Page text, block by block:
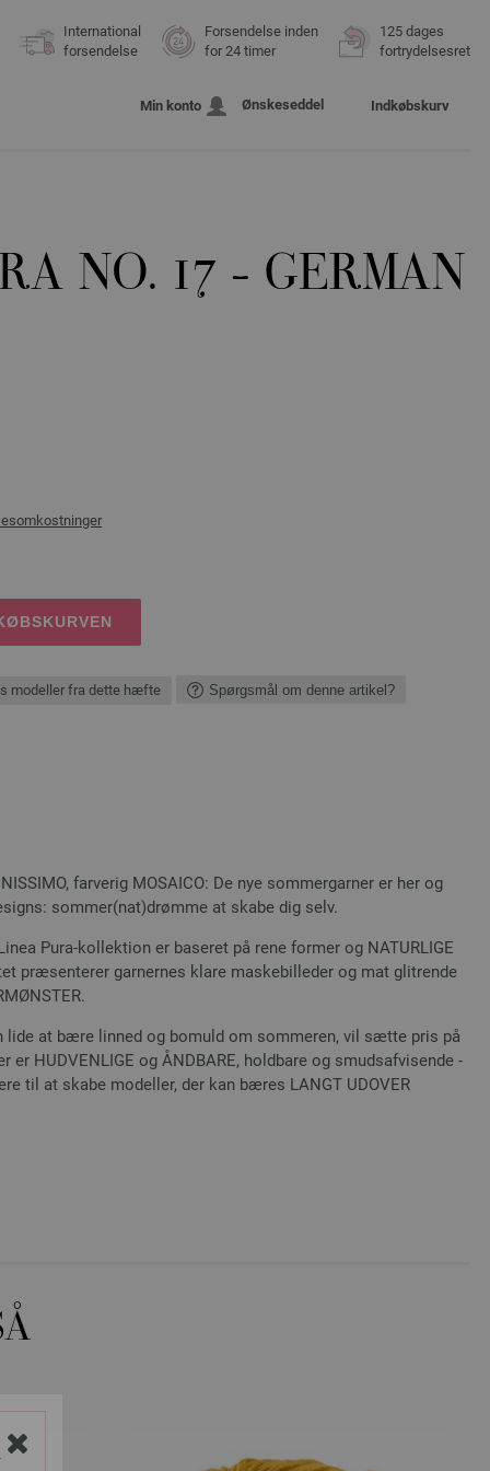
International
forsendelse
Forsendelse inden
for 24 timer
125 dages
fortrydelsesret
Min konto Ønskeseddel Indkøbskurv
NO. 17 - GERMAN
modeller fra dette hæfte Spørgsmål om denne artikel?
farverig MOSAICO: De nye sommergarner er her og
sommer(nat)drømme at skabe dig selv.
Pura-kollektion er baseret på rene former og NATURLIGE
præsenterer garnernes klare maskebilleder og mat glitrende
lide at bære linned og bomuld om sommeren, vil sætte pris på
er HUDVENLIGE og ÅNDBARE, holdbare og smudsafvisende -
til at skabe modeller, der kan bæres LANGT UDOVER